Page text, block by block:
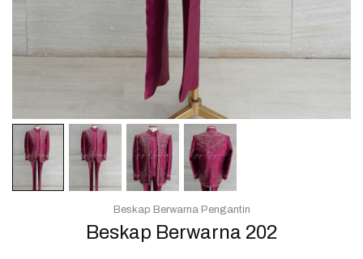
Beskap Berwarna 202
Beskap Berwarna Pengantin